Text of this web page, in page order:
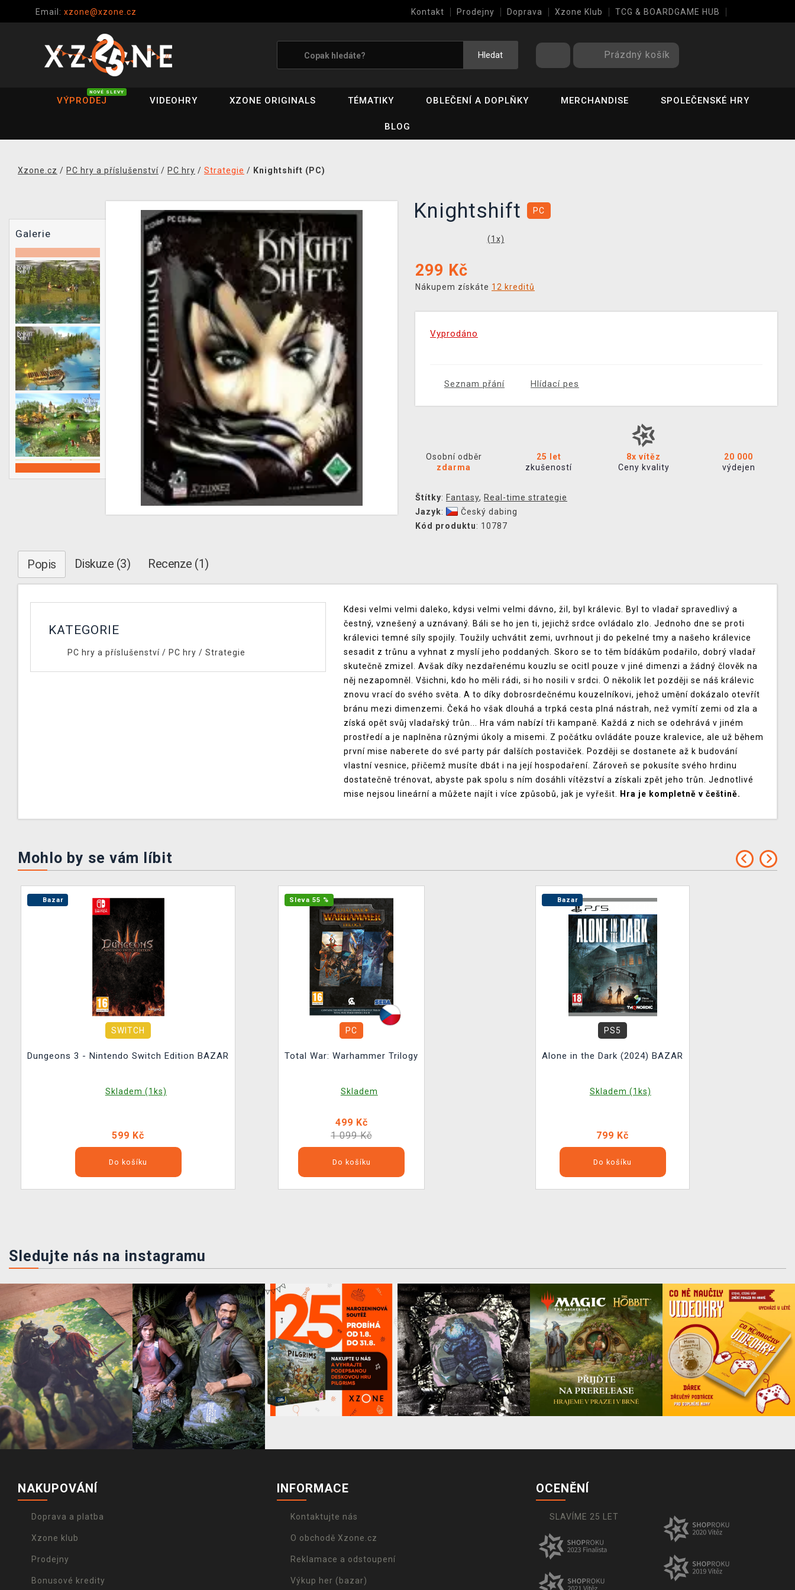
Email: xzone@xzone.cz Kontakt Prodejny Doprava Xzone Klub TCG & BOARDGAME HUB
Hledat Prázdný košík
VÝPRODEJ
NOVÉ SLEVY
VIDEOHRY XZONE ORIGINALS TÉMATIKY OBLEČENÍ A DOPLŇKY MERCHANDISE SPOLEČENSKÉ HRY
BLOG
Xzone.cz / PC hry a příslušenství / PC hry / Strategie / Knightshift (PC)
Galerie
Knightshift PC
(1 x)
299 Kč
Nákupem získáte 12 kreditů
Vyprodáno
Seznam přání Hlídací pes
Osobní odběr
zdarma
25 let
zkušeností
8x vítěz
Ceny kvality
20 000
výdejen
Štítky: Fantasy, Real-time strategie
Jazyk:
Český dabing
Kód produktu: 10787
Popis Diskuze (3) Recenze (1)
KATEGORIE
PC hry a příslušenství/ PC hry / Strategie
Kdesi velmi velmi daleko, kdysi velmi velmi dávno, žil, byl králevic. Byl to vladař spravedlivý a
čestný, vznešený a uznávaný. Báli se ho jen ti, jejichž srdce ovládalo zlo. Jednoho dne se proti
králevici temné síly spojily. Toužily uchvátit zemi, uvrhnout ji do pekelné tmy a našeho králevice
sesadit z trůnu a vyhnat z myslí jeho poddaných. Skoro se to těm bídákům podařilo, dobrý vladař
skutečně zmizel. Avšak díky nezdařenému kouzlu se ocitl pouze v jiné dimenzi a žádný člověk na
něj nezapomněl. Všichni, kdo ho měli rádi, si ho nosili v srdci. O několik let později se náš králevic
znovu vrací do svého světa. A to díky dobrosrdečnému kouzelníkovi, jehož umění dokázalo otevřít
bránu mezi dimenzemi. Čeká ho však dlouhá a trpká cesta plná nástrah, než vymítí zemi od zla a
získá opět svůj vladařský trůn... Hra vám nabízí tři kampaně. Každá z nich se odehrává v jiném
prostředí a je naplněna různými úkoly a misemi. Z počátku ovládáte pouze kralevice, ale už během
první mise naberete do své party pár dalších postaviček. Později se dostanete až k budování
vlastní vesnice, přičemž musíte dbát i na její hospodaření. Zároveň se pokusíte svého hrdinu
dostatečně trénovat, abyste pak spolu s ním dosáhli vítězství a získali zpět jeho trůn. Jednotlivé
mise nejsou lineární a můžete najít i více způsobů, jak je vyřešit.
Hra je kompletně v češtině.
Mohlo by se vám líbit
Bazar
SWITCH
Dungeons 3 - Nintendo Switch Edition BAZAR
Skladem (1ks)
599 Kč
Do košíku
Sleva 55 %
PC
Total War: Warhammer Trilogy
Skladem
499 Kč
1 099 Kč
Do košíku
Bazar
PS5
Alone in the Dark (2024) BAZAR
Skladem (1ks)
799 Kč
Do košíku
Sledujte nás na instagramu
NAKUPOVÁNÍ
Doprava a platba
Xzone klub
Prodejny
Bonusové kredity
INFORMACE
Kontaktujte nás
O obchodě Xzone.cz
Reklamace a odstoupení
Výkup her (bazar)
OCENĚNÍ
SLAVÍME 25 LET